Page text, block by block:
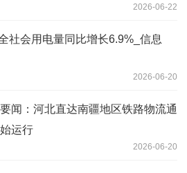
2026-06-22
社会用电量同比增长6.9%_信息
2026-06-20
闻：河北直达南疆地区铁路物流通
运行
2026-06-20